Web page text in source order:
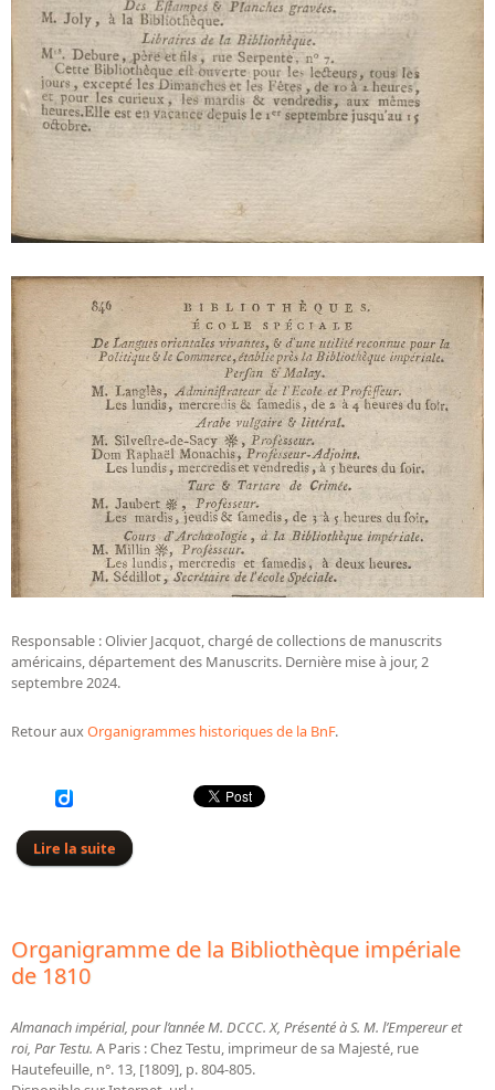
Responsable : Olivier Jacquot, chargé de collections de manuscrits
américains, département des Manuscrits. Dernière mise à jour, 2
septembre 2024.
Retour auxOrganigrammes historiques de la BnF.
Lire la suite
Organigramme de la Bibliothèque impériale
de 1810
Almanach impérial, pour l’année M. DCCC. X, Présenté à S. M. l’Empereur et
roi, Par Testu. A Paris : Chez Testu, imprimeur de sa Majesté, rue
Hautefeuille, n°. 13, [1809], p. 804-805.